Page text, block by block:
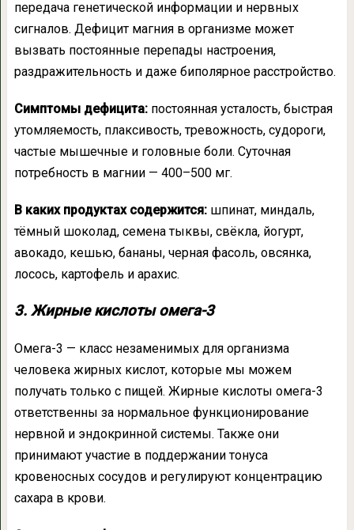
передача генетической информации и нервных
сигналов. Дефицит магния в организме может
вызвать постоянные перепады настроения,
раздражительность и даже биполярное расстройство.
Симптомы дефицита:постоянная усталость, быстрая
утомляемость, плаксивость, тревожность, судороги,
частые мышечные и головные боли. Суточная
потребность в магнии — 400–500 мг.
В каких продуктах содержится:шпинат, миндаль,
тёмный шоколад, семена тыквы, свёкла, йогурт,
авокадо, кешью, бананы, черная фасоль, овсянка,
лосось, картофель и арахис.
3. Жирные кислоты омега-3
Омега-3 — класс незаменимых для организма
человека жирных кислот, которые мы можем
получать только с пищей. Жирные кислоты омега-3
ответственны за нормальное функционирование
нервной и эндокринной системы. Также они
принимают участие в поддержании тонуса
кровеносных сосудов и регулируют концентрацию
сахара в крови.